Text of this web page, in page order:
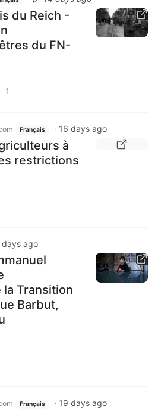
du Reich -
du FN-
1
Français · 16 days ago
à
restrictions
days ago
Transition
Barbut,
Français · 19 days ago